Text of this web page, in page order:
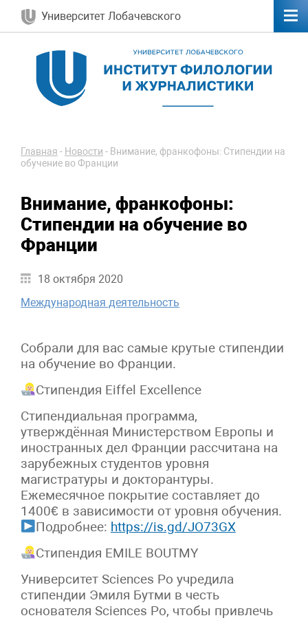
Университет Лобачевского
Главная - Новости - Внимание, франкофоны: ​Стипендии на
обучение во Франции
Внимание, франкофоны: ​
Стипендии на обучение во
Франции
18 октября 2020
Международная деятельность
Собрали для вас самые крутые стипендии
на обучение во Франции.
Стипендия Eiffel Excellence
Стипендиальная программа,
утверждённая Министерством Европы и
иностранных дел Франции рассчитана на
зарубежных студентов уровня
магистратуры и докторантуры.
Ежемесячное покрытие составляет до
1400€ в зависимости от уровня обучения.
Подробнее: https://is.gd/JO73GX
Стипендия EMILE BOUTMY
Университет Sciences Po учредила
стипендии Эмиля Бутми в честь
основателя Sciences Po, чтобы привлечь